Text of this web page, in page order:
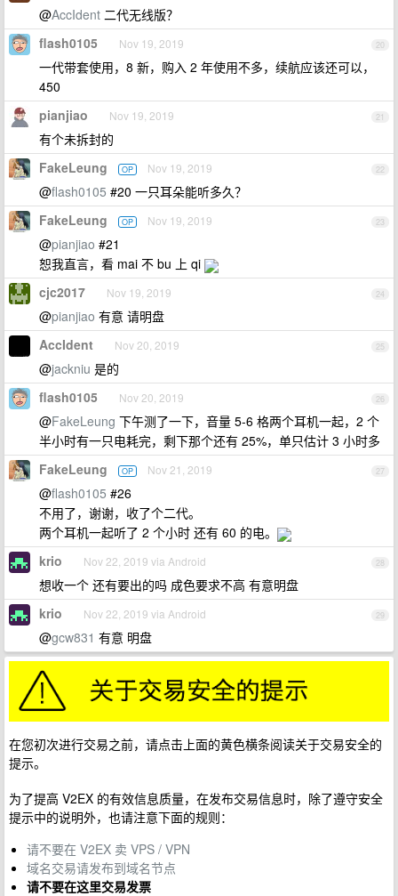
@AccIdent 二代无线版？
20
flash0105 Nov 19, 2019
一代带套使用，8 新，购入 2 年使用不多，续航应该还可以，
450
21
pianjiao Nov 19, 2019
有个未拆封的
22
FakeLeung OP Nov 19, 2019
@flash0105 #20 一只耳朵能听多久？
23
FakeLeung OP Nov 19, 2019
@pianjiao #21
恕我直言，看 mai 不 bu 上 qi
24
cjc2017 Nov 19, 2019
@pianjiao 有意 请明盘
25
AccIdent Nov 20, 2019
@jackniu 是的
26
flash0105 Nov 20, 2019
@FakeLeung 下午测了一下，音量 5-6 格两个耳机一起，2 个
半小时有一只电耗完，剩下那个还有 25%，单只估计 3 小时多
27
FakeLeung OP Nov 21, 2019
@flash0105 #26
不用了，谢谢，收了个二代。
两个耳机一起听了 2 个小时 还有 60 的电。
28
krio Nov 22, 2019 via Android
想收一个 还有要出的吗 成色要求不高 有意明盘
29
krio Nov 22, 2019 via Android
@gcw831 有意 明盘
在您初次进行交易之前，请点击上面的黄色横条阅读关于交易安全的
提示。
为了提高 V2EX 的有效信息质量，在发布交易信息时，除了遵守安全
提示中的说明外，也请注意下面的规则：
请不要在 V2EX 卖 VPS / VPN
域名交易请发布到域名节点
请不要在这里交易发票